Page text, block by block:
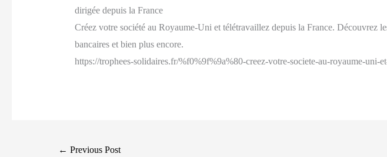
dirigée depuis la France
Créez votre société au Royaume-Uni et télétravaillez depuis la France. Découvrez
bancaires et bien plus encore.
https://trophees-solidaires.fr/%f0%9f%9a%80-creez-votre-societe-au-royaume-uni-
← Previous Post